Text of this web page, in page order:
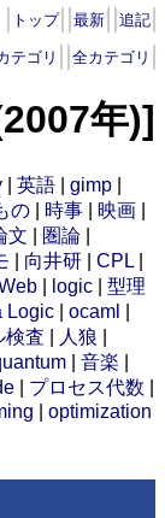
トップ 最新 追記
テゴリ 全カテゴリ
年)]
英語 gimp
の 時事 映画
文 圏論
向井研 CPL
logic
型理
Logic ocaml
検査 人狼
音楽
プロセス代数
optimization